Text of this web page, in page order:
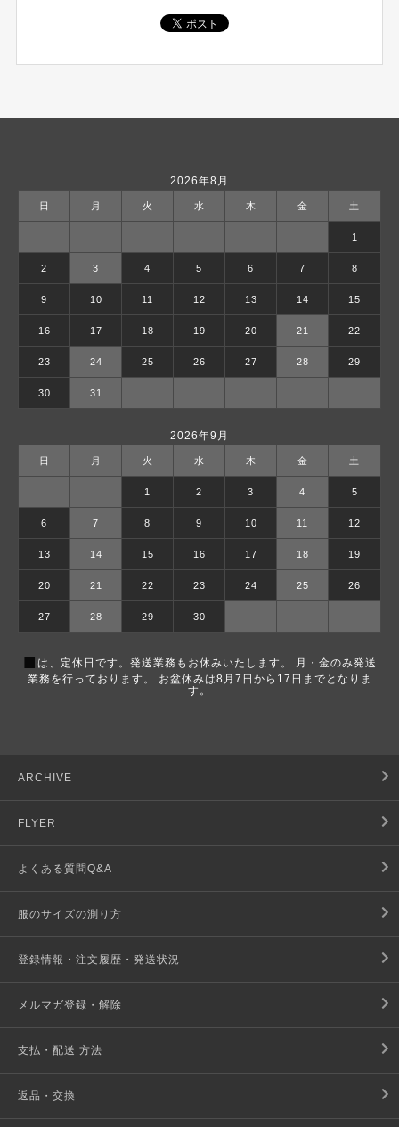
2026年8月
日 月 火 水 木 金 土
1
2 3 4 5 6 7 8
9 10 11 12 13 14 15
16 17 18 19 20 21 22
23 24 25 26 27 28 29
30 31
2026年9月
日 月 火 水 木 金 土
1 2 3 4 5
6 7 8 9 10 11 12
13 14 15 16 17 18 19
20 21 22 23 24 25 26
27 28 29 30
■ は、定休日です。発送業務もお休みいたします。 月・金のみ発送
業務を行っております。 お盆休みは8月7日から17日までとなりま
す。
ARCHIVE
FLYER
よくある質問Q&A
服のサイズの測り方
登録情報・注文履歴・発送状況
メルマガ登録・解除
支払・配送 方法
返品・交換